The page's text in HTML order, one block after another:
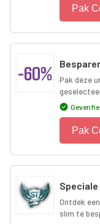
Pak
-60%
Pak deze
Pak
Ontdek
slim te